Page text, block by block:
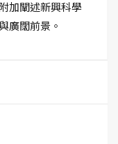
加闡述新興科學
廣闊前景。